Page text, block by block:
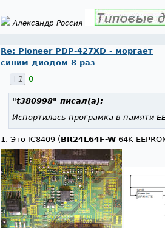
Александр Россия
Re: Pioneer PDP-427XD - моргает
синим диодом 8 раз
+1
0
"t380998" писал(а):
Испортилась програмка в памяти
1. Это IC8409 (BR24L64F-W 64K